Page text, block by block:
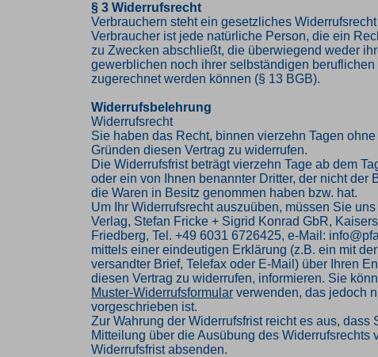
§ 3 Widerrufsrecht
Verbrauchern steht ein gesetzliches Widerrufsrecht
Verbraucher ist jede natürliche Person, die ein
zu Zwecken abschließt, die überwiegend weder
gewerblichen noch ihrer selbständigen beruflichen
zugerechnet werden können (§ 13 BGB).
Widerrufsbelehrung
Widerrufsrecht
Sie haben das Recht, binnen vierzehn Tagen
Gründen diesen Vertrag zu widerrufen.
Die Widerrufsfrist beträgt vierzehn Tage ab dem
oder ein von Ihnen benannter Dritter, der nicht der
die Waren in Besitz genommen haben bzw. hat.
Um Ihr Widerrufsrecht auszuüben, müssen Sie
Verlag, Stefan Fricke + Sigrid Konrad GbR,
Friedberg, Tel. +49 6031 6726425, e-Mail:
mittels einer eindeutigen Erklärung (z.B. ein mit
versandter Brief, Telefax oder E-Mail) über Ihren
diesen Vertrag zu widerrufen, informieren. Sie
Muster-Widerrufsformular verwenden, das jedoch
vorgeschrieben ist.
Zur Wahrung der Widerrufsfrist reicht es aus, dass
Mitteilung über die Ausübung des Widerrufsrechts
Widerrufsfrist absenden.